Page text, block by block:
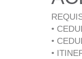
•
•
•